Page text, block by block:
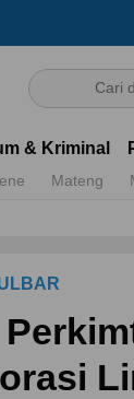
Di Balik Cerita
& Kriminal
Mateng